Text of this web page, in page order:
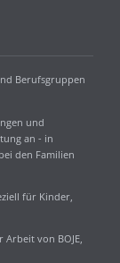
Berufsgruppen
und
an - in
den Familien
für Kinder,
von BOJE,